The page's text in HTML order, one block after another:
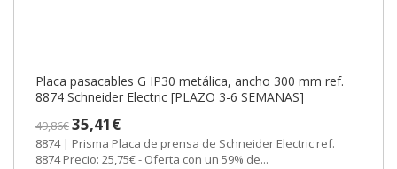
Placa pasacables G IP30 metálica, ancho 300 mm ref.
8874 Schneider Electric [PLAZO 3-6 SEMANAS]
49,86€35,41€
8874 | Prisma Placa de prensa de Schneider Electric ref.
8874 Precio: 25,75€ - Oferta con un 59% de...